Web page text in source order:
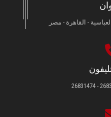
- القاهرة - مصر